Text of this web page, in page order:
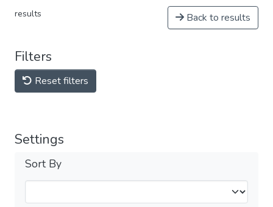
results Back to results
Filters
Reset filters
Settings
Sort By